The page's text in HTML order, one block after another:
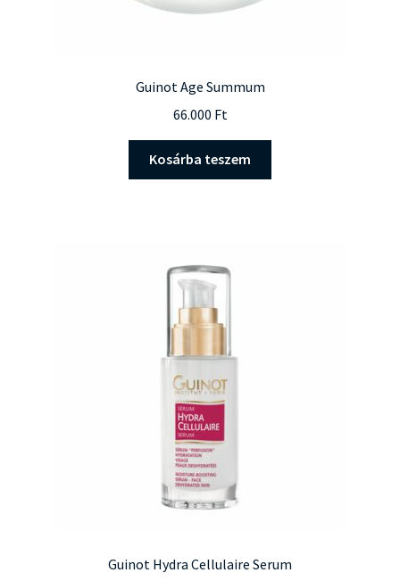
Guinot Age Summum
66.000 Ft
Kosárba teszem
Guinot Hydra Cellulaire Serum